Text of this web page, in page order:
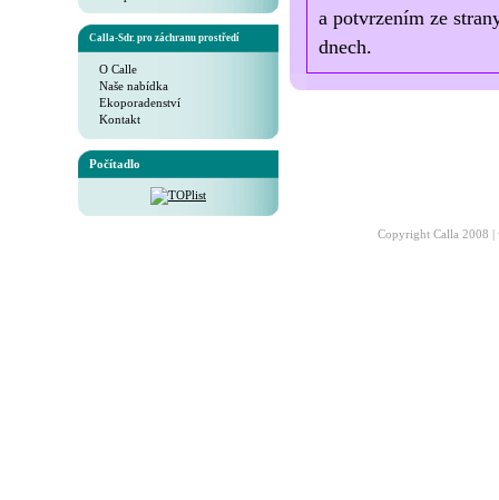
Calla-Sdr. pro záchranu prostředí
O Calle
Naše nabídka
Ekoporadenství
Kontakt
Počítadlo
a potvrzením ze
dnech.
Copyright Calla 2008 |